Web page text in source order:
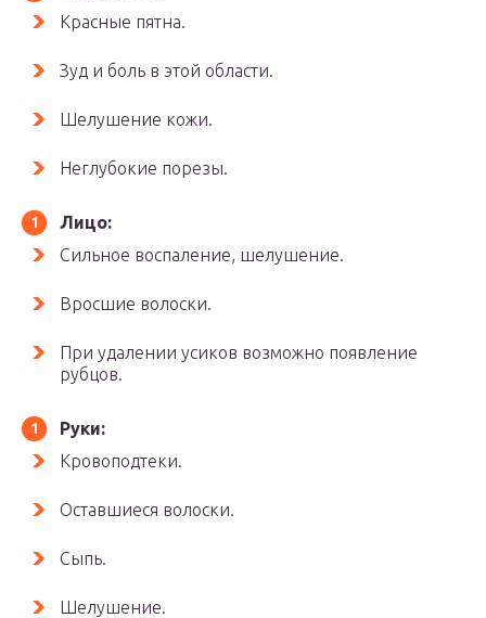
Красные пятна.
Зуд и боль в этой области.
Шелушение кожи.
Неглубокие порезы.
Лицо:
Сильное воспаление, шелушение.
Вросшие волоски.
При удалении усиков возможно появление
рубцов.
Руки:
Кровоподтеки.
Оставшиеся волоски.
Сыпь.
Шелушение.